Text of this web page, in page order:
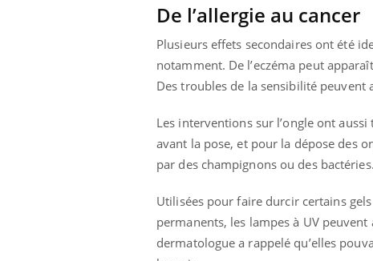
De l’allergie au cancer
Plusieurs effets secondaires ont été
notamment. De l’eczéma peut
Des troubles de la sensibilité peuvent
Les interventions sur l’ongle ont
avant la pose, et pour la dépose des
par des champignons ou des bactéries.
Utilisées pour faire durcir certains
permanents, les lampes à UV
dermatologue a rappelé qu’elles
Un « jumeau numérique » pour
faciliter l’accès à la médecine